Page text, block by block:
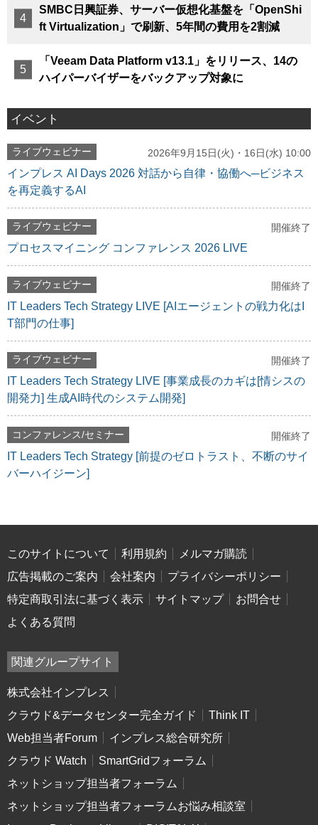
SMBC日興証券、サーバー仮想化基盤を「OpenShi
ft Virtualization」で刷新、5年間の費用を2割減
「Veeam Data Platform v13.1」をリリース、14の
ハイパーバイザーをバックアップ対象に
イベント
ライブウェビナー 2026年9月15日(火)・16日(水) 10:00
インプレス AI Days 2026 対話から自律・協働へ─ビジネス
を再定義するAI
ライブウェビナー 開催終了
プロセスマイニング コンファレンス 2026 LIVE
ライブウェビナー 開催終了
IT Leaders Tech Strategy LIVE [AIエージェントの戦力化はI
T部門の仕事]
ライブウェビナー 開催終了
IT Leaders Tech Strategy LIVE [事業成長のカギは[情シスの
開発力] 生成AI時代のシステム開発]
コンファレンス/セミナー 開催終了
IT Leaders Tech Strategy [前提のゼロトラスト、不断のサイ
バーハイジーン]
このサイトについて 利用規約
メルマガ購読
広告掲載のご案内
会社案内
プライバシーポリシー
特定商取引法に基づく表示
サイトマップ
お問合せ
よくある質問
関連グループサイト
株式会社インプレス
クラウド&データセンター完全ガイド
Think IT
Web担当者Forum
インプレス総合研究所
クラウド Watch
SmartGridフォーラム
ネットショップ担当者フォーラム
ネットショップ担当者フォーラムお悩み相談室